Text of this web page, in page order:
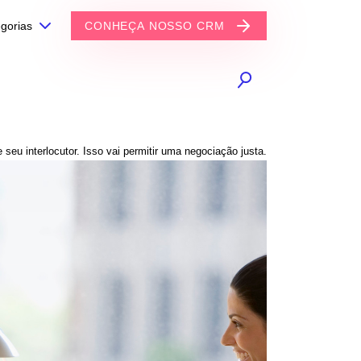
CONHEÇA NOSSO CRM
seu interlocutor. Isso vai permitir uma negociação justa.